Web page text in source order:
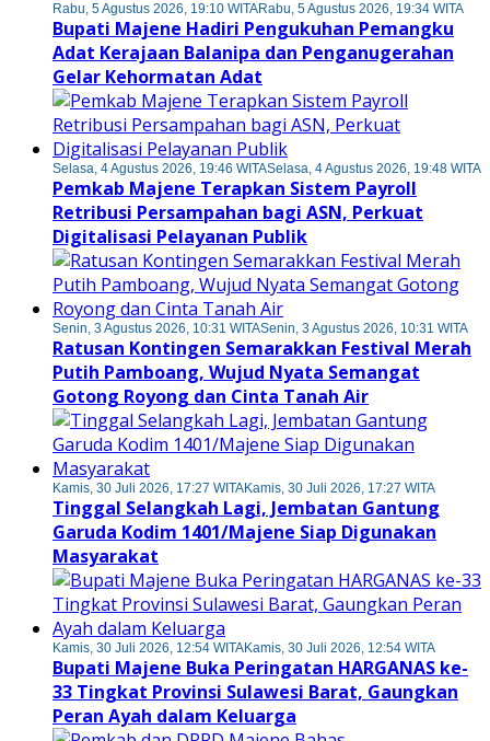
Rabu, 5 Agustus 2026, 19:10 WITARabu, 5 Agustus 2026, 19:34 WITA
Bupati Majene Hadiri Pengukuhan Pemangku
Adat Kerajaan Balanipa dan Penganugerahan
Gelar Kehormatan Adat
Selasa, 4 Agustus 2026, 19:46 WITASelasa, 4 Agustus 2026, 19:48 WITA
Pemkab Majene Terapkan Sistem Payroll
Retribusi Persampahan bagi ASN, Perkuat
Digitalisasi Pelayanan Publik
Senin, 3 Agustus 2026, 10:31 WITASenin, 3 Agustus 2026, 10:31 WITA
Ratusan Kontingen Semarakkan Festival Merah
Putih Pamboang, Wujud Nyata Semangat
Gotong Royong dan Cinta Tanah Air
Kamis, 30 Juli 2026, 17:27 WITAKamis, 30 Juli 2026, 17:27 WITA
Tinggal Selangkah Lagi, Jembatan Gantung
Garuda Kodim 1401/Majene Siap Digunakan
Masyarakat
Kamis, 30 Juli 2026, 12:54 WITAKamis, 30 Juli 2026, 12:54 WITA
Bupati Majene Buka Peringatan HARGANAS ke-
33 Tingkat Provinsi Sulawesi Barat, Gaungkan
Peran Ayah dalam Keluarga